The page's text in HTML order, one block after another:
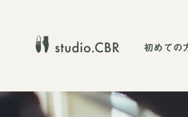
初めての